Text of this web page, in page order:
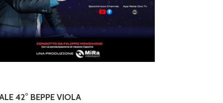
42° BEPPE VIOLA